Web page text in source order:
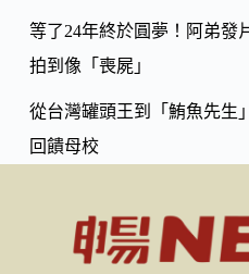
等了24年終於圓夢！阿弟
拍到像「喪屍」
從台灣罐頭王到「鮪魚先
回饋母校